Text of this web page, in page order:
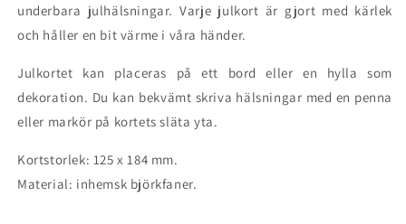
underbara julhälsningar. Varje julkort är gjort med kärlek
och håller en bit värme i våra händer.
Julkortet kan placeras på ett bord eller en hylla som
dekoration. Du kan bekvämt skriva hälsningar med en penna
eller markör på kortets släta yta.
Kortstorlek: 125 x 184 mm.
Material: inhemsk björkfaner.